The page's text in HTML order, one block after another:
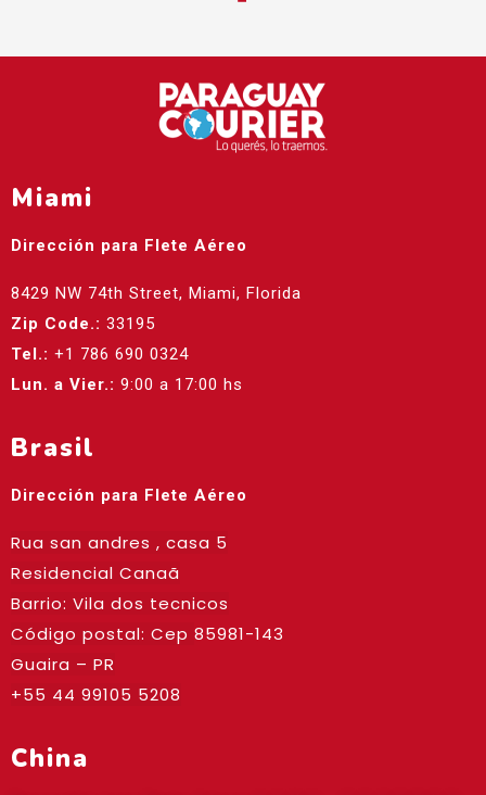
Miami
Dirección para Flete Aéreo
8429 NW 74th Street, Miami, Florida
Zip Code.: 33195
Tel.: +1 786 690 0324
Lun. a Vier.: 9:00 a 17:00 hs
Brasil
Dirección para Flete Aéreo
Rua san andres , casa 5
Residencial Canaã
Barrio: Vila dos tecnicos
Código postal: Cep 85981-143
Guaira – PR
+55 44 99105 5208
China